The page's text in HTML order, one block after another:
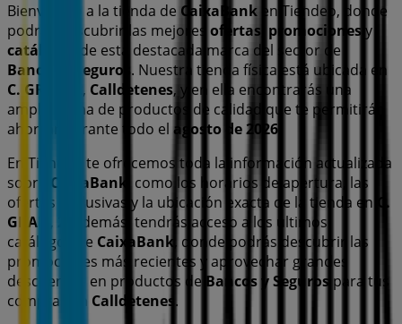
Bienvenido a la tienda de CaixaBank en Tiendeo, donde
podrás descubrir las mejores ofertas promociones y
catálogos
de esta destacada marca del sector de
Bancos y Seguros . Nuestra tienda física está ubicada en
C. GRAN, 2 , Calldetenes, y en ella encontrarás una
amplia gama de productos de calidad que te permitirán
ahorrar durante todo el agosto de 2026
En Tiendeo te ofrecemos toda la información actualizada
sobre CaixaBank , como los horarios de apertura, las
ofertas exclusivas y la ubicación exacta de la tienda en C.
GRAN, 2
. Además, tendrás acceso a los últimos
catálogos de CaixaBank , donde podrás descubrir las
promociones más recientes y aprovechar grandes
descuentos en productos de Bancos y Seguros para tus
compras en Calldetenes .